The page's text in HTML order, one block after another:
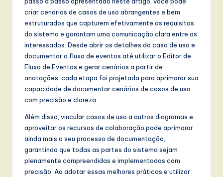
criar cenários de casos de uso abrangentes e bem
estruturados que capturem efetivamente os requisitos
do sistema e garantam uma comunicação clara entre os
interessados. Desde abrir os detalhes do caso de uso e
documentar o fluxo de eventos até utilizar o Editor de
Fluxo de Eventos e gerar cenários a partir de
anotações, cada etapa foi projetada para aprimorar sua
capacidade de documentar cenários de casos de uso
com precisão e clareza.
Além disso, vincular casos de uso a outros diagramas e
aproveitar os recursos de colaboração pode aprimorar
ainda mais o seu processo de documentação,
garantindo que todas as partes do sistema sejam
plenamente compreendidas e implementadas com
precisão. Ao adotar essas melhores práticas e utilizar